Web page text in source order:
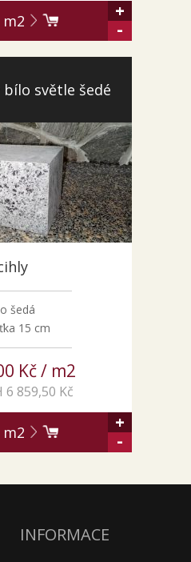
m2
+
-
světle šedé
šedá
15 cm
Kč / m2
6 859,50 Kč
m2
+
-
INFORMACE